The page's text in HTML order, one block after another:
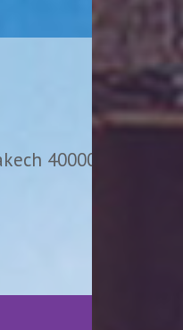
40000,